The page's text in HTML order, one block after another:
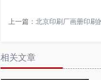
上一篇： 北京印刷厂画册印刷
相关文章